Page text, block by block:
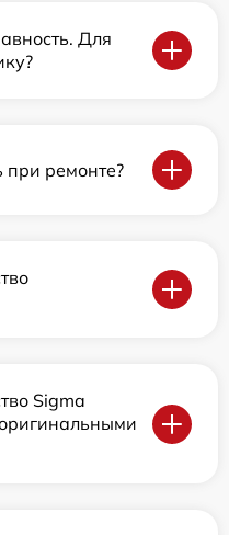
Для
при ремонте?
Sigma